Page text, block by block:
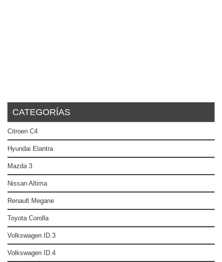
CATEGORÍAS
Citroen C4
Hyundai Elantra
Mazda 3
Nissan Altima
Renault Megane
Toyota Corolla
Volkswagen ID.3
Volkswagen ID.4